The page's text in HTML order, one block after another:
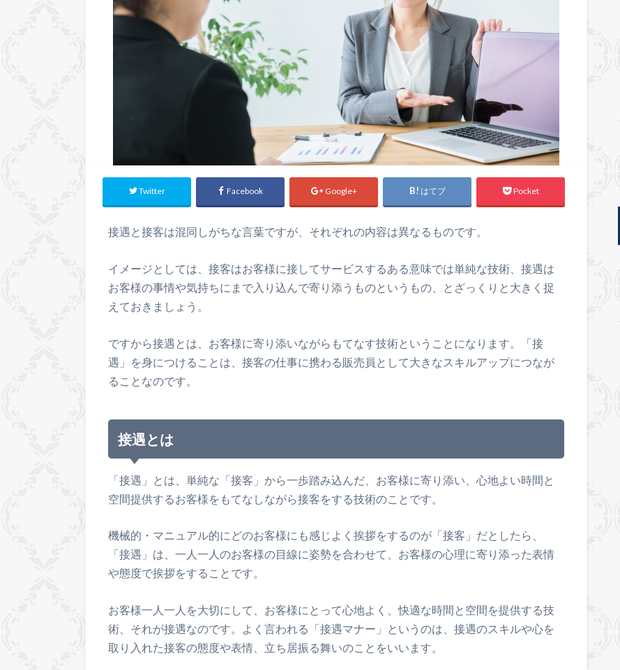
Twitter Facebook Google+ はてブ Pocket
接遇と接客は混同しがちな言葉ですが、それぞれの内容は異なるものです。
イメージとしては、接客はお客様に接してサービスするある意味では単純な技術、接遇は
お客様の事情や気持ちにまで入り込んで寄り添うものというもの、とざっくりと大きく捉
えておきましょう。
ですから接遇とは、お客様に寄り添いながらもてなす技術ということになります。「接
遇」を身につけることは、接客の仕事に携わる販売員として大きなスキルアップにつなが
ることなのです。
接遇とは
「接遇」とは、単純な「接客」から一歩踏み込んだ、お客様に寄り添い、心地よい時間と
空間提供するお客様をもてなしながら接客をする技術のことです。
機械的・マニュアル的にどのお客様にも感じよく挨拶をするのが「接客」だとしたら、
「接遇」は、一人一人のお客様の目線に姿勢を合わせて、お客様の心理に寄り添った表情
や態度で挨拶をすることです。
お客様一人一人を大切にして、お客様にとって心地よく、快適な時間と空間を提供する技
術、それが接遇なのです。よく言われる「接遇マナー」というのは、接遇のスキルや心を
取り入れた接客の態度や表情、立ち居振る舞いのことをいいます。